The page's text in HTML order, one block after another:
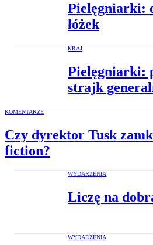
Pielęgniarki:
łóżek
KRAJ
Pielęgniarki:
strajk
KOMENTARZE
Czy dyrektor Tusk
fiction?
WYDARZENIA
Liczę na
WYDARZENIA